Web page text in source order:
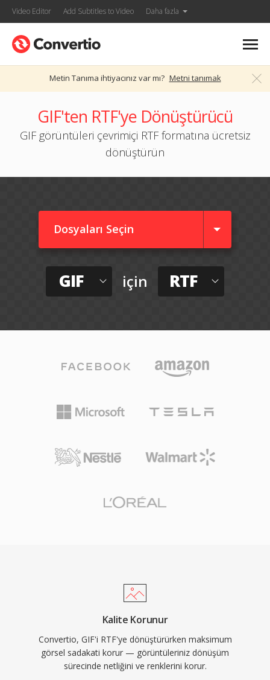
Video Editor Add Subtitles to Video Daha fazla
Metin Tanıma ihtiyacınız var mı? Metni tanımak
GIF'ten RTF'ye Dönüştürücü
GIF görüntüleri çevrimiçi RTF formatına ücretsiz
dönüştürün
Dosyaları Seçin
GIF için RTF
Kalite Korunur
Convertio, GIF'i RTF'ye dönüştürürken maksimum
görsel sadakati korur — görüntüleriniz dönüşüm
sürecinde netliğini ve renklerini korur.